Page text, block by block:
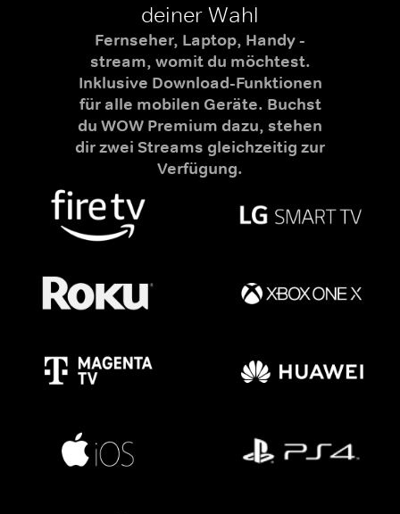
deiner Wahl
Fernseher, Laptop, Handy -
stream, womit du möchtest.
Inklusive Download-Funktionen
für alle mobilen Geräte. Buchst
du WOW Premium dazu, stehen
dir zwei Streams gleichzeitig zur
Verfügung.